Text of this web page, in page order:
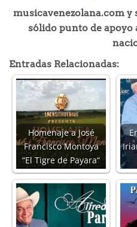
musicavenezolana.com y
sólido punto de apoyo
Entradas Relacionadas:
Homenaje a José
Francisco Montoya
“El Tigre de Payara“